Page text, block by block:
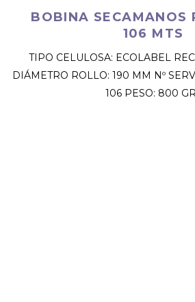
BOBINA SECAMANOS
106 MTS
TIPO CELULOSA: ECOLABEL
DIÁMETRO ROLLO: 190 MM Nº
106 PESO: 800 GR